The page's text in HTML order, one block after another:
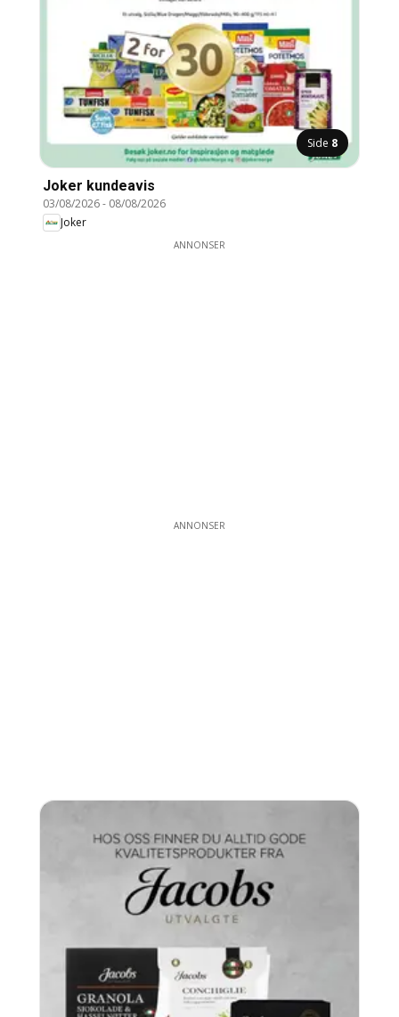
Side 8
Joker kundeavis
03/08/2026- 08/08/2026
Joker
ANNONSER
ANNONSER